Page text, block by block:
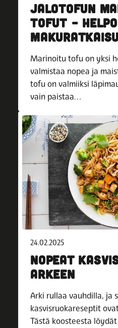
JALOTOFUN
TOFUT –
MAKURATKAISU
Marinoitu tofu on yksi
valmistaa nopea ja
tofu on valmiiksi
vain paistaa…
24.02.2025
NOPEAT
ARKEEN
Arki rullaa vauhdilla, ja
kasvisruokareseptit
Tästä koosteesta